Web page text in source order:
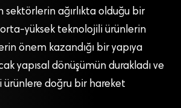
sektörlerin ağırlıkta olduğu bir
yüksek teknolojili ürünlerin
önem kazandığı bir yapıya
yapısal dönüşümün durakladı ve
ürünlere doğru bir hareket